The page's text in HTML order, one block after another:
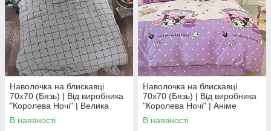
Наволочка на блискавці
70х70 (Бязь) | Від виробника
"Королева Ночі" | Велика
клітка на сірому
В наявності
Наволочка на блискавці
70х70 (Бязь) | Від виробника
"Королева Ночі" | Аніме
Куромі на лавандово-
бежевому
В наявності